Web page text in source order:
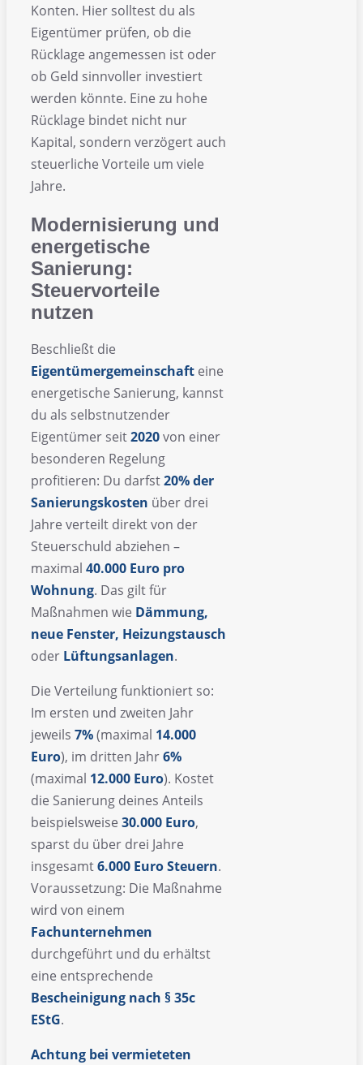
Konten. Hier solltest du als
Eigentümer prüfen, ob die
Rücklage angemessen ist oder
ob Geld sinnvoller investiert
werden könnte. Eine zu hohe
Rücklage bindet nicht nur
Kapital, sondern verzögert auch
steuerliche Vorteile um viele
Jahre.
Modernisierung und
energetische
Sanierung:
Steuervorteile
nutzen
Beschließt die
Eigentümergemeinschaft eine
energetische Sanierung, kannst
du als selbstnutzender
Eigentümer seit2020von einer
besonderen Regelung
profitieren: Du darfst20% der
Sanierungskosten über drei
Jahre verteilt direkt von der
Steuerschuld abziehen –
maximal 40.000 Euro pro
Wohnung. Das gilt für
Maßnahmen wie Dämmung,
neue Fenster, Heizungstausch
oder Lüftungsanlagen.
Die Verteilung funktioniert so:
Im ersten und zweiten Jahr
jeweils 7%(maximal 14.000
Euro), im dritten Jahr6%
(maximal 12.000 Euro). Kostet
die Sanierung deines Anteils
beispielsweise 30.000 Euro,
sparst du über drei Jahre
insgesamt6.000 Euro Steuern.
Voraussetzung: Die Maßnahme
wird von einem
Fachunternehmen
durchgeführt und du erhältst
eine entsprechende
Bescheinigung nach § 35c
EStG.
Achtung bei vermieteten